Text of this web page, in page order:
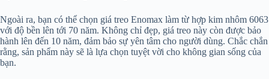
Ngoài ra, bạn có thể chọn giá treo Enomax làm từ hợp kim nhôm 6063
với độ bền lên tới 70 năm. Không chỉ đẹp, giá treo này còn được bảo
hành lên đến 10 năm, đảm bảo sự yên tâm cho người dùng. Chắc chắn
rằng, sản phẩm này sẽ là lựa chọn tuyệt vời cho không gian sống của
bạn.